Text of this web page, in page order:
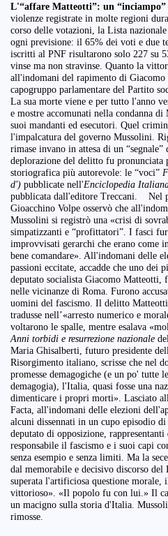
L'“affare Matteotti”: un “inciampo”
violenze registrate in molte regioni
corso delle votazioni, la Lista nazionale
ogni previsione: il 65% dei voti e due
iscritti al PNF risultarono solo 227 su
vinse ma non stravinse. Quanto la
all'indomani del rapimento di Giacomo
capogruppo parlamentare del Partito
La sua morte viene e per tutto l'anno
e mostre accomunati nella condanna
suoi mandanti ed esecutori. Quel
l'impalcatura del governo Mussolini.
rimase invano in attesa di un
deplorazione del delitto fu pronunciata
storiografica più autorevole: le “voci”
d') pubblicate nell'Enciclopedia
pubblicata dall'editore Treccani. Nel
Gioacchino Volpe osservò che
Mussolini si registrò una «crisi di
simpatizzanti e “profittatori”. I fasci
improvvisati gerarchi che erano come
bene comandare». All'indomani delle
passioni eccitate, accadde che uno dei
deputato socialista Giacomo Matteotti,
nelle vicinanze di Roma. Furono
uomini del fascismo. Il delitto
tradusse nell’«arresto numerico e
voltarono le spalle, mentre esalava
Anni torbidi e resurrezione nazionale
Maria Ghisalberti, futuro presidente
Risorgimento italiano, scrisse che nel
promesse demagogiche (e un po' tutte
demagogia), l'Italia, quasi fosse una
dimenticare i propri morti». Lasciato
Facta, all'indomani delle elezioni
alcuni dissennati in un cupo episodio di
deputato di opposizione,
responsabile il fascismo e i suoi capi
senza esempio e senza limiti. Ma la
dal memorabile e decisivo discorso del
superata l'artificiosa questione
vittorioso». «Il popolo fu con lui.» Il
un macigno sulla storia d'Italia.
rimosse.